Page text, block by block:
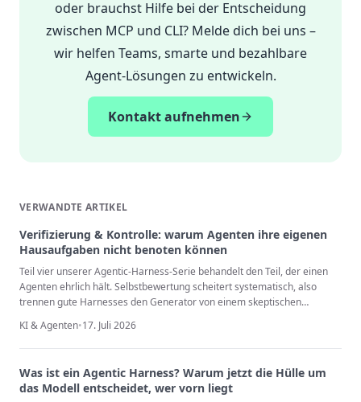
oder brauchst Hilfe bei der Entscheidung
zwischen MCP und CLI? Melde dich bei uns –
wir helfen Teams, smarte und bezahlbare
Agent-Lösungen zu entwickeln.
Kontakt aufnehmen
VERWANDTE ARTIKEL
Verifizierung & Kontrolle: warum Agenten ihre eigenen
Hausaufgaben nicht benoten können
Teil vier unserer Agentic-Harness-Serie behandelt den Teil, der einen
Agenten ehrlich hält. Selbstbewertung scheitert systematisch, also
trennen gute Harnesses den Generator von einem skeptischen
erzwingen harte Schwellen an einem Phase Gate – dazu die
Leitplanken, die gefährliche Aktionen gar nicht erst zulassen.
KI & Agenten•17. Juli 2026
Was ist ein Agentic Harness? Warum jetzt die Hülle um
das Modell entscheidet, wer vorn liegt